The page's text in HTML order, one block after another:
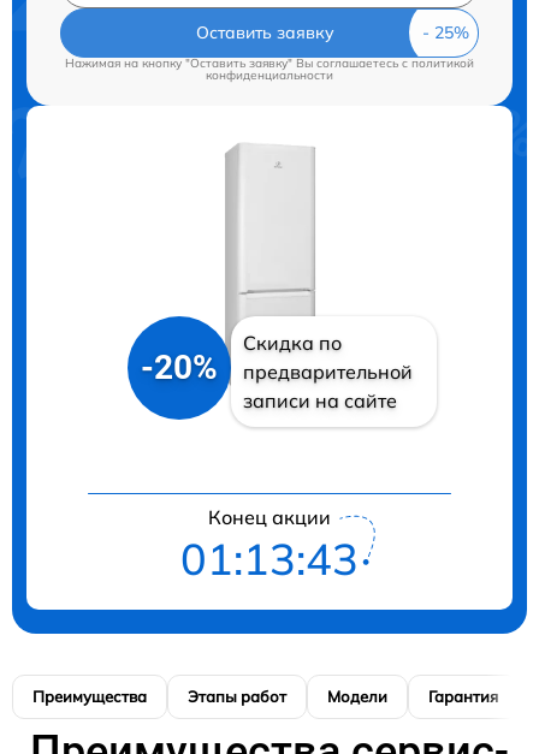
Оставить заявку
Нажимая на кнопку "Оставить заявку" Вы соглашаетесь cполитикой
конфиденциальности
-20%
Скидка по
предварительной
записи на сайте
Конец акции
01:13:42
Преимущества Этапы работ Модели Гарантия